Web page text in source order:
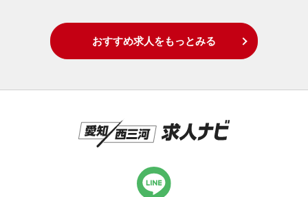
おすすめ求人をもっとみる